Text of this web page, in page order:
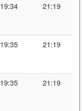
19:34 21:19
19:35 21:19
19:35 21:19